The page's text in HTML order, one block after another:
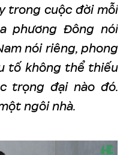
trong cuộc đời mỗi
phương Đông nói
nói riêng, phong
tố không thể thiếu
trọng đại nào đó.
ngôi nhà.